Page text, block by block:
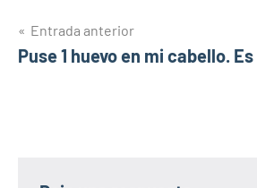
Navegación
de
Entrada anterior
Puse 1 huevo en mi cabello.